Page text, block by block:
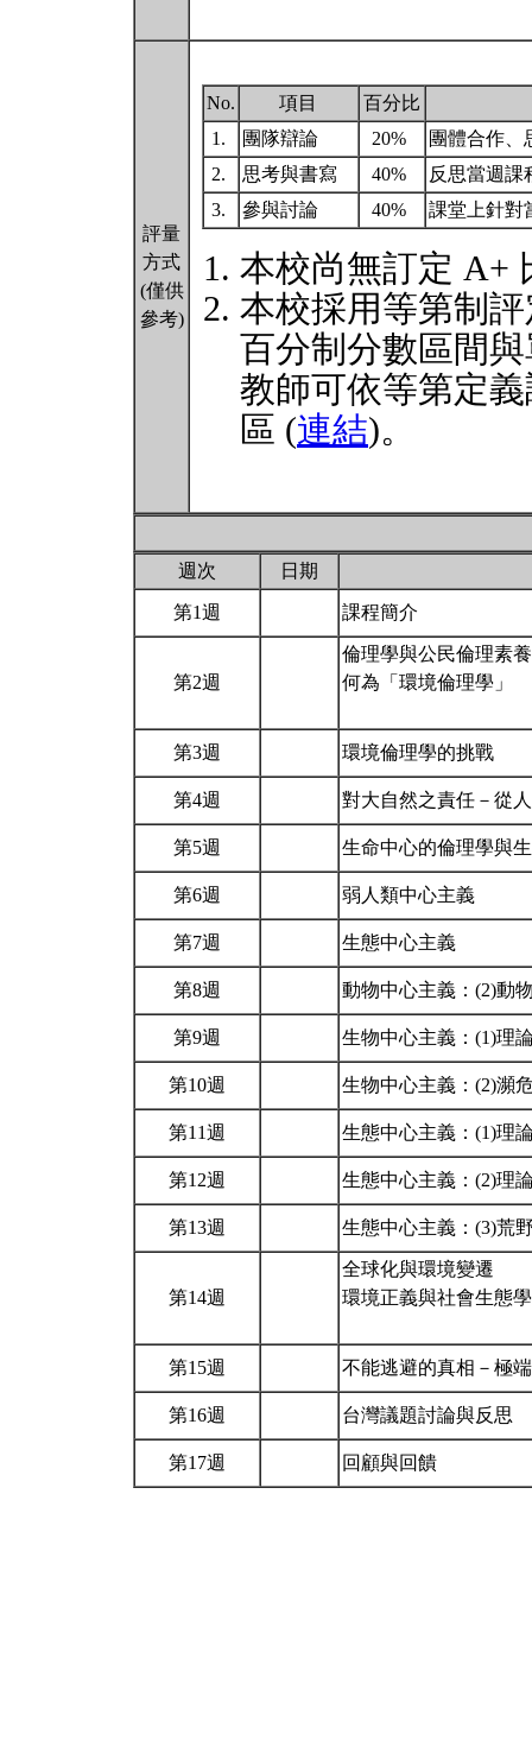
評量
方式
(僅供
參考)
No. 項目
百分比
1.
團隊辯論 20%
團體合作、
2.
思考與書寫 40%
反思當週課
3.
參與討論 40% 課堂上針對
本校尚無訂定 A+
本校採用等第制
百分制分數區間
教師可依等第定
區 (連結)。
週次 日期
第1週 課程簡介
第2週
倫理學與公民倫理素養
何為「環境倫理學」
第3週 環境倫理學的挑戰
第4週 對大自然之責任－從
第5週 生命中心的倫理學與
第6週 弱人類中心主義
第7週 生態中心主義
第8週 動物中心主義：(2)動
第9週 生物中心主義：(1)理
第10週 生物中心主義：(2)瀕
第11週 生態中心主義：(1)理
第12週 生態中心主義：(2)理
第13週 生態中心主義：(3)荒
第14週
全球化與環境變遷
環境正義與社會生態學
第15週 不能逃避的真相－極
第16週 台灣議題討論與反思
第17週 回顧與回饋